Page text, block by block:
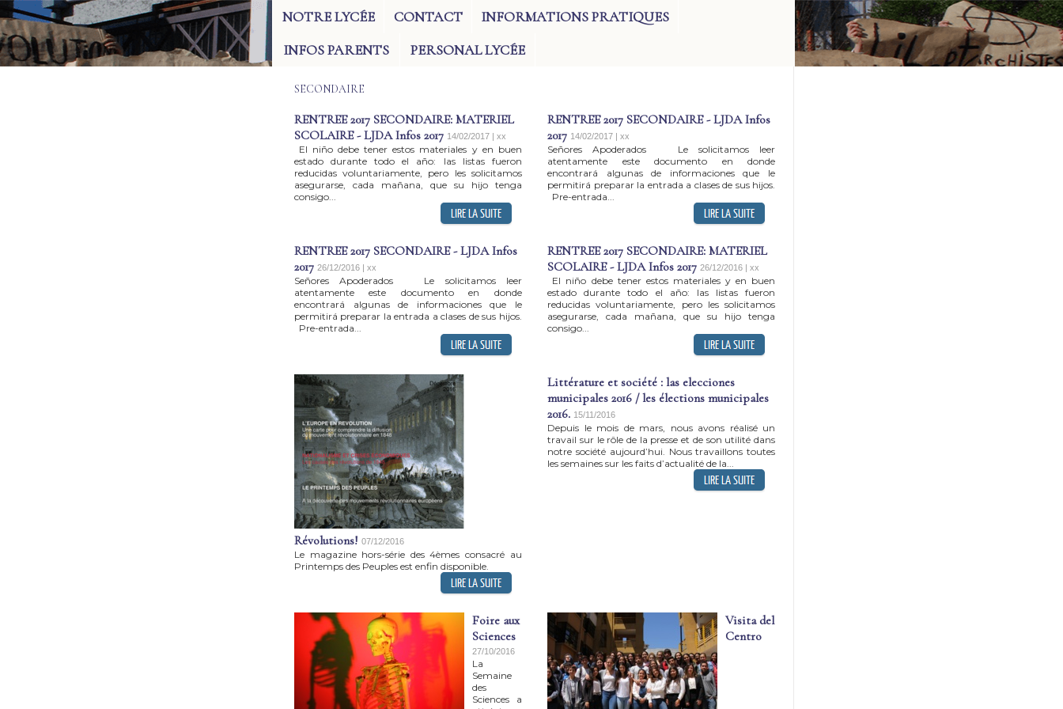
NOTRE LYCÉE CONTACT
INFORMATIONS PRATIQUES
INFOS PARENTS
PERSONAL LYCÉE
SECONDAIRE
RENTREE 2017 SECONDAIRE: MATERIEL
SCOLAIRE - LJDA Infos 2017 14/02/2017 | xx
El niño debe tener estos materiales y en buen
estado durante todo el año: las listas fueron
reducidas voluntariamente, pero les solicitamos
asegurarse, cada mañana, que su hijo tenga
consigo...
RENTREE 2017 SECONDAIRE - LJDA Infos
2017 14/02/2017 | xx
Señores Apoderados Le solicitamos leer
atentamente este documento en donde
encontrará algunas de informaciones que le
permitirá preparar la entrada a clases de sus hijos.
Pre-entrada...
RENTREE 2017 SECONDAIRE - LJDA Infos
2017 26/12/2016 | xx
Señores Apoderados Le solicitamos leer
atentamente este documento en donde
encontrará algunas de informaciones que le
permitirá preparar la entrada a clases de sus hijos.
Pre-entrada...
RENTREE 2017 SECONDAIRE: MATERIEL
SCOLAIRE - LJDA Infos 2017 26/12/2016 | xx
El niño debe tener estos materiales y en buen
estado durante todo el año: las listas fueron
reducidas voluntariamente, pero les solicitamos
asegurarse, cada mañana, que su hijo tenga
consigo...
Révolutions! 07/12/2016
Le magazine hors-série des 4èmes consacré au
Printemps des Peuples est enfin disponible.
Littérature et société : las elecciones
municipales 2016 / les élections municipales
2016. 15/11/2016
Depuis le mois de mars, nous avons réalisé un
travail sur le rôle de la presse et de son utilité dans
notre société aujourd’hui. Nous travaillons toutes
les semaines sur les faits d’actualité de la...
Foire aux
Sciences
27/10/2016
La
Semaine
des
Sciences a
Visita del
Centro